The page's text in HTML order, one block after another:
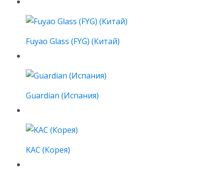
Fuyao Glass (FYG) (Китай)
Guardian (Испания)
KAC (Корея)